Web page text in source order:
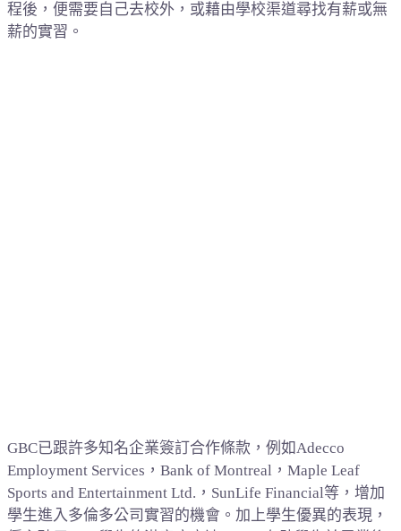
程後，便需要自己去校外，或藉由學校渠道尋找有薪或無
薪的實習。
GBC已跟許多知名企業簽訂合作條款，例如Adecco
Employment Services，Bank of Montreal，Maple Leaf
Sports and Entertainment Ltd.，SunLife Financial等，增加
學生進入多倫多公司實習的機會。加上學生優異的表現，